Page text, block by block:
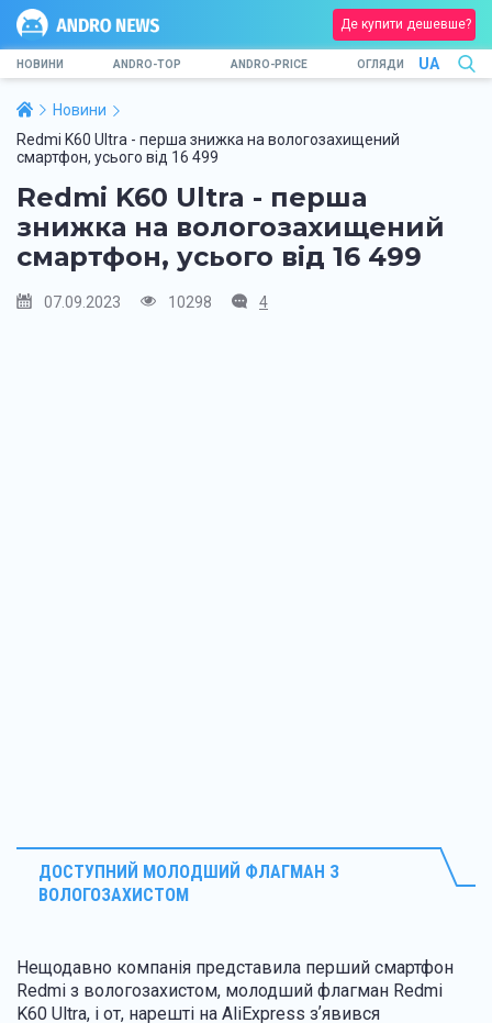
Де купити дешевше?
НОВИНИ ANDRO-TOP ANDRO-PRICE ОГЛЯДИ UA
Новини
Redmi K60 Ultra - перша знижка на вологозахищений
смартфон, усього від 16 499
Redmi K60 Ultra - перша
знижка на вологозахищений
смартфон, усього від 16 499
07.09.2023 10298 4
ДОСТУПНИЙ МОЛОДШИЙ ФЛАГМАН З
ВОЛОГОЗАХИСТОМ
Нещодавно компанія представила перший смартфон
Redmi з вологозахистом, молодший флагман Redmi
K60 Ultra, і от, нарешті на AliExpress зʼявився